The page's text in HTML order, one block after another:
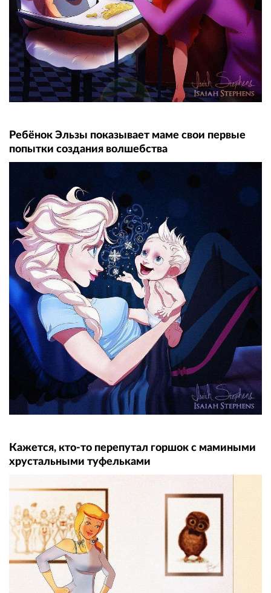
Ребёнок Эльзы показывает маме свои первые
попытки создания волшебства
Кажется, кто-то перепутал горшок с мамиными
хрустальными туфельками